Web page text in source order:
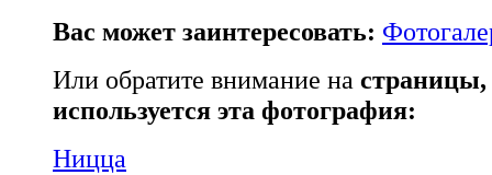
Вас может заинтересовать:
Или обратите внимание на
используется эта фотография:
Ницца